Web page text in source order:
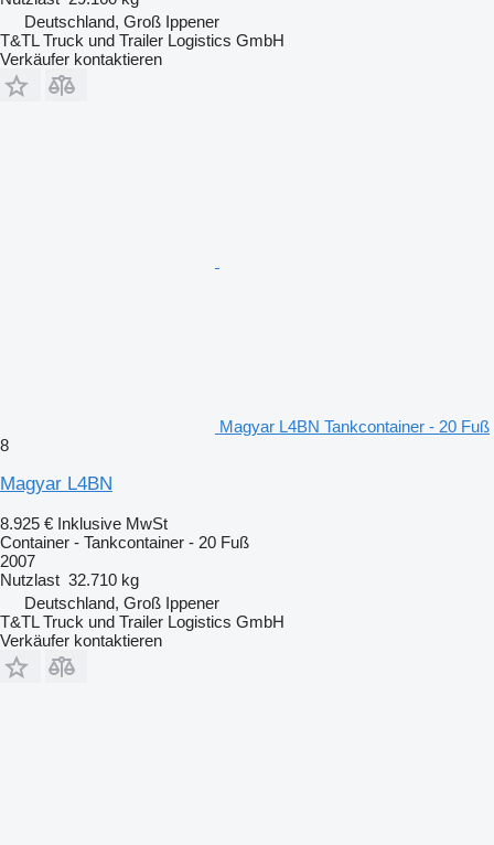
Deutschland, Groß Ippener
T&TL Truck und Trailer Logistics GmbH
Verkäufer kontaktieren
Magyar L4BN Tankcontainer - 20 Fuß
8
Magyar L4BN
8.925 € Inklusive MwSt
Container - Tankcontainer - 20 Fuß
2007
Nutzlast 32.710 kg
Deutschland, Groß Ippener
T&TL Truck und Trailer Logistics GmbH
Verkäufer kontaktieren